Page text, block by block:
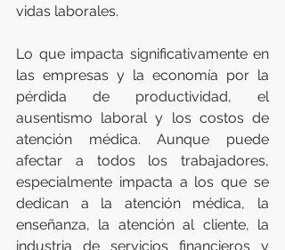
vidas laborales.
Lo que impacta significativamente en
las empresas y la economía por la
pérdida de productividad, el
ausentismo laboral y los costos de
atención médica. Aunque puede
afectar a todos los trabajadores,
especialmente impacta a los que se
dedican a la atención médica, la
enseñanza, la atención al cliente, la
industria de servicios financieros y